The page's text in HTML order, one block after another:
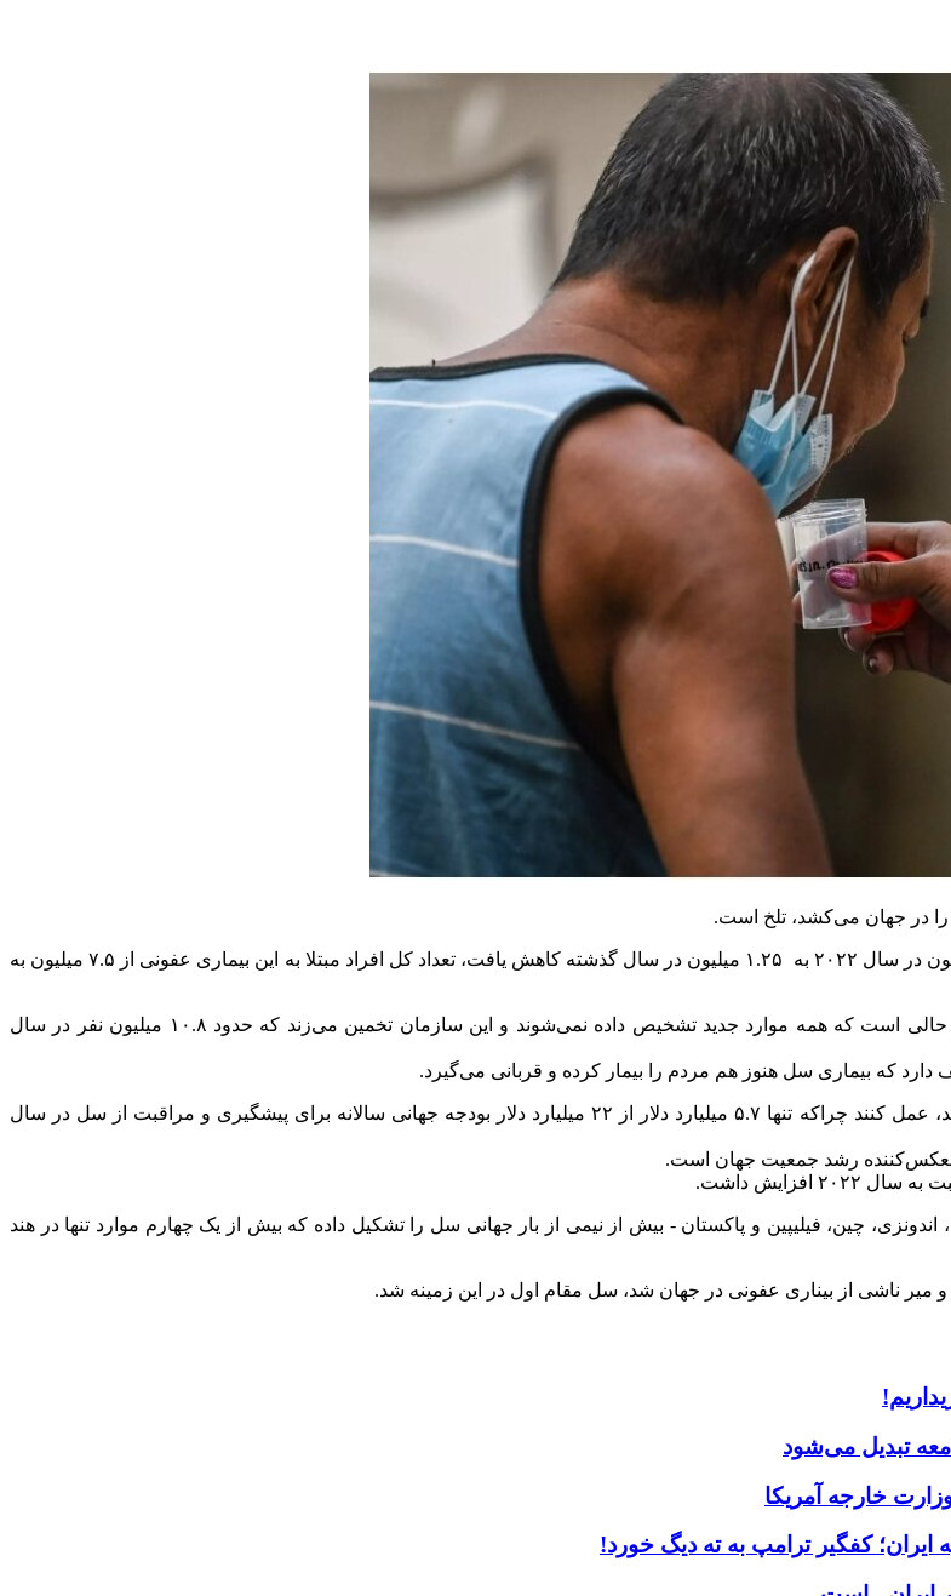
در جهان می‌کشد، تلخ است.
به گزارش اطلاعات آنلاین، در حالی که تعداد مرگ و میرهای مرتبط با سل از ۱.۳۲ میلیون در سال ۲۰۲۲ به ۱.۲۵ میلیون در سال گذشته کاهش یافت، تعداد کل افراد مبتلا به این بیماری عفونی از ۷.۵ میلیون به
طبق گزارش جهانی سال ۲۰۲۴، منتشر شده توسط سازمان جهانی بهداشت، این در حالی است که همه موارد جدید تشخیص داده نمی‌شوند و این سازمان تخمین می‌زند که حدود ۱۰.۸ میلیون نفر در سال
که بیماری سل هنوز هم مردم را بیمار کرده و قربانی می‌گیرد.
وی از همه کشورها خواست که به تعهدات مشخصی که برای پایان دادن به سل داده‌اند، عمل کنند چراکه تنها ۵.۷ میلیارد دلار از ۲۲ میلیارد دلار بودجه جهانی سالانه برای پیشگیری و مراقبت از سل در سال
گذاشته و پنج کشور - هند، اندونزی، چین، فیلیپین و پاکستان - بیش از نیمی از بار جهانی سل را تشکیل داده که بیش از یک چهارم موارد تنها در هند
تبدیل می‌شود
خارجه آمریکا
ایران؛ کفگیر ترامپ به ته دیگ خورد!